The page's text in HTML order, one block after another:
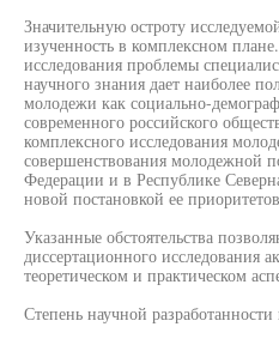
Значительную остроту
изученность в комплексном
исследования проблемы
научного знания дает наиболее
молодежи как социально-
современного российского
комплексного исследования
совершенствования молодежной
Федерации и в Республике
новой постановкой ее
Указанные обстоятельства
диссертационного исследования
теоретическом и практическом
Степень научной